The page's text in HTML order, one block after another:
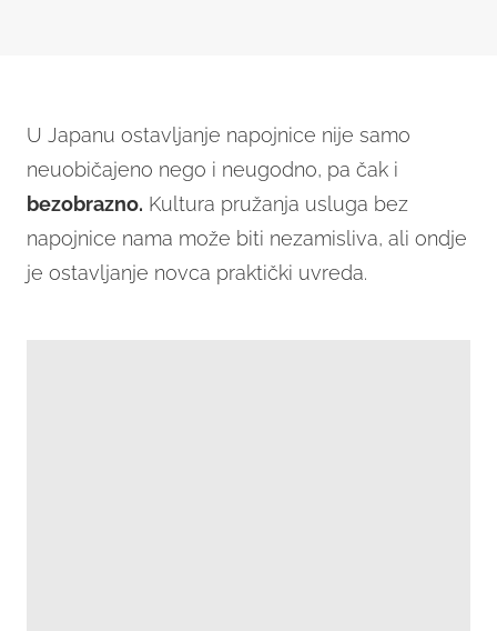
U Japanu ostavljanje napojnice nije samo
neuobičajeno nego i neugodno, pa čak i
bezobrazno. Kultura pružanja usluga bez
napojnice nama može biti nezamisliva, ali ondje
je ostavljanje novca praktički uvreda.